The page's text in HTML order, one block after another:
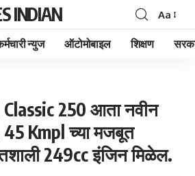
INDIAN
Font
Resizer
Aa
न्युज ऑटोमोबाइल शिक्षण
250 आता नवीन
45 Kmpl च्या मजबूत
249cc इंजिन मिळेल.